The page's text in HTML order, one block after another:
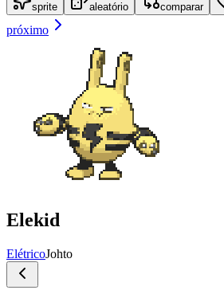
sprite aleatório comparar
próximo
Elekid
ElétricoJohto